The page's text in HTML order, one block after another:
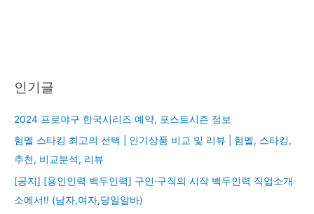
인기글
2024 프로야구 한국시리즈 예약, 포스트시즌 정보
험멜 스타킹 최고의 선택 | 인기상품 비교 및 리뷰 | 험멜, 스타킹,
추천, 비교분석, 리뷰
[공지] [용인인력 백두인력] 구인·구직의 시작 백두인력 직업소개
소에서!! (남자,여자,당일알바)